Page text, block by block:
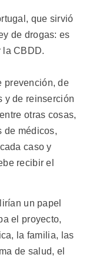
que sirvió
de drogas: es
la CBDD.
prevención, de
y de reinserción
otras cosas,
de médicos,
caso y
recibir el
un papel
el proyecto,
la familia, las
de salud, el